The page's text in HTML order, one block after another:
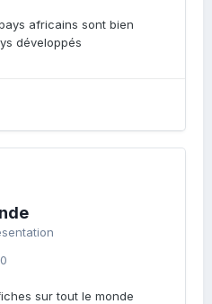
africains sont bien
développés
sur tout le monde